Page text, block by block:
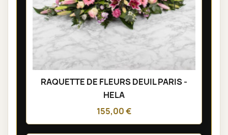
RAQUETTE DE FLEURS DEUIL PARIS -
HELA
155,00 €